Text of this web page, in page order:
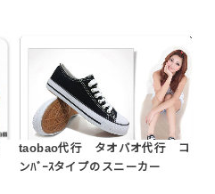
taobao代行 タオバオ代行 コ
ンﾊﾞｰｽタイプのスニーカー